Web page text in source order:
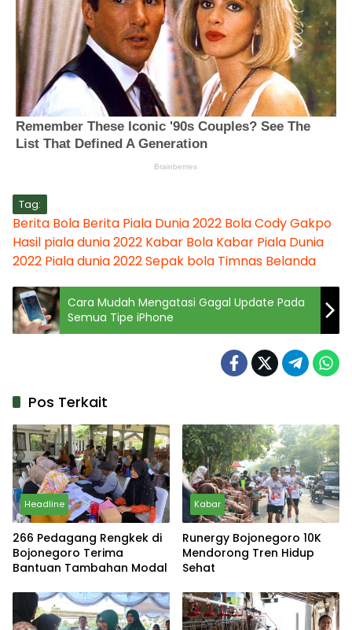
Tag:
Berita Bola Berita Piala Dunia 2022 BolaCody Gakpo
Hasil piala dunia 2022 Kabar Bola Kabar Piala Dunia
2022 Piala dunia 2022Sepak bola Timnas Belanda
Cara Mudah Mengatasi Gagal Update Pada
Semua Tipe iPhone
Pos Terkait
Headline
266 Pedagang Rengkek di
Bojonegoro Terima
Bantuan Tambahan Modal
Kabar
Runergy Bojonegoro 10K
Mendorong Tren Hidup
Sehat